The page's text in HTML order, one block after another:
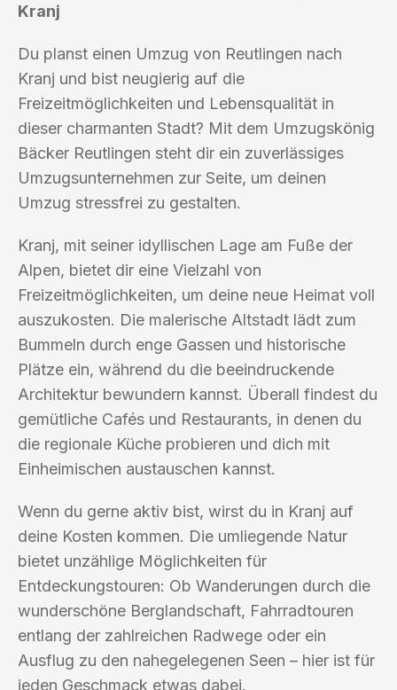
Kranj
Du planst einen Umzug von Reutlingen nach
Kranj und bist neugierig auf die
Freizeitmöglichkeiten und Lebensqualität in
dieser charmanten Stadt? Mit dem Umzugskönig
Bäcker Reutlingen steht dir ein zuverlässiges
Umzugsunternehmen zur Seite, um deinen
Umzug stressfrei zu gestalten.
Kranj, mit seiner idyllischen Lage am Fuße der
Alpen, bietet dir eine Vielzahl von
Freizeitmöglichkeiten, um deine neue Heimat voll
auszukosten. Die malerische Altstadt lädt zum
Bummeln durch enge Gassen und historische
Plätze ein, während du die beeindruckende
Architektur bewundern kannst. Überall findest du
gemütliche Cafés und Restaurants, in denen du
die regionale Küche probieren und dich mit
Einheimischen austauschen kannst.
Wenn du gerne aktiv bist, wirst du in Kranj auf
deine Kosten kommen. Die umliegende Natur
bietet unzählige Möglichkeiten für
Entdeckungstouren: Ob Wanderungen durch die
wunderschöne Berglandschaft, Fahrradtouren
entlang der zahlreichen Radwege oder ein
Ausflug zu den nahegelegenen Seen – hier ist für
jeden Geschmack etwas dabei.